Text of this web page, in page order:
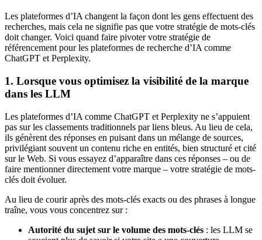
Les plateformes d’IA changent la façon dont les gens effectuent des
recherches, mais cela ne signifie pas que votre stratégie de mots-clés
doit changer. Voici quand faire pivoter votre stratégie de
référencement pour les plateformes de recherche d’IA comme
ChatGPT et Perplexity.
1. Lorsque vous optimisez la visibilité de la marque
dans les LLM
Les plateformes d’IA comme ChatGPT et Perplexity ne s’appuient
pas sur les classements traditionnels par liens bleus. Au lieu de cela,
ils génèrent des réponses en puisant dans un mélange de sources,
privilégiant souvent un contenu riche en entités, bien structuré et cité
sur le Web. Si vous essayez d’apparaître dans ces réponses – ou de
faire mentionner directement votre marque – votre stratégie de mots-
clés doit évoluer.
Au lieu de courir après des mots-clés exacts ou des phrases à longue
traîne, vous vous concentrez sur :
Autorité du sujet sur le volume des mots-clés : les LLM se